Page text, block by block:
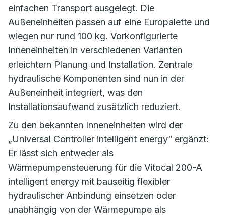
einfachen Transport ausgelegt. Die
Außeneinheiten passen auf eine Europalette und
wiegen nur rund 100 kg. Vorkonfigurierte
Inneneinheiten in verschiedenen Varianten
erleichtern Planung und Installation. Zentrale
hydraulische Komponenten sind nun in der
Außeneinheit integriert, was den
Installationsaufwand zusätzlich reduziert.
Zu den bekannten Inneneinheiten wird der
„Universal Controller intelligent energy“ ergänzt:
Er lässt sich entweder als
Wärmepumpensteuerung für die Vitocal 200-A
intelligent energy mit bauseitig flexibler
hydraulischer Anbindung einsetzen oder
unabhängig von der Wärmepumpe als